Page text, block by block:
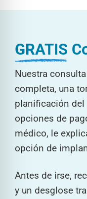
GRATIS
Nuestra
completa, una
planificación
opciones de
médico, le
opción de
Antes de irse,
y un desglose